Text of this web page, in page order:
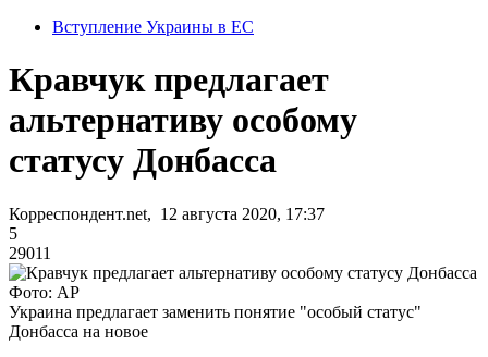
Вступление Украины в ЕС
Кравчук предлагает
альтернативу особому
статусу Донбасса
Корреспондент.net, 12 августа 2020, 17:37
5
29011
Фото: AP
Украина предлагает заменить понятие "особый статус"
Донбасса на новое